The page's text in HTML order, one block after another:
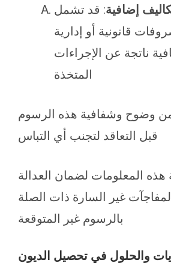
إضافية: قد تشمل
قانونية أو إدارية
ناتجة عن الإجراءات
المتخذة
وضوح وشفافية هذه الرسوم
قبل التعاقد لتجنب أي التباس
هذه المعلومات لضمان العدالة
المفاجآت غير السارة ذات الصلة
بالرسوم غير المتوقعة
والحلول في تحصيل الديون